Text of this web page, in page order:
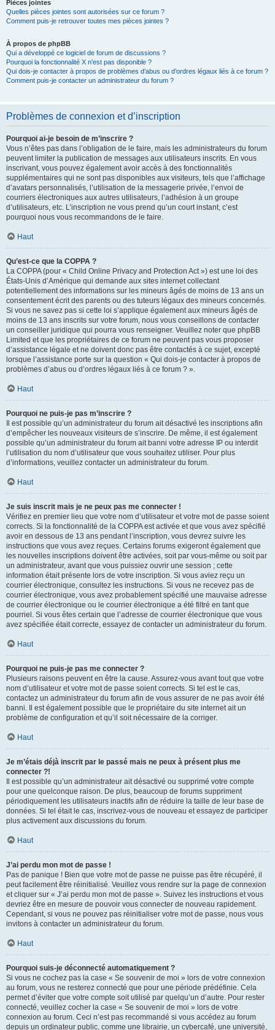
Pièces jointes
Quelles pièces jointes sont autorisées sur ce forum ?
Comment puis-je retrouver toutes mes pièces jointes ?
À propos de phpBB
Qui a développé ce logiciel de forum de discussions ?
Pourquoi la fonctionnalité X n’est pas disponible ?
Qui dois-je contacter à propos de problèmes d’abus ou d’ordres légaux liés à ce forum ?
Comment puis-je contacter un administrateur du forum ?
Problèmes de connexion et d’inscription
Pourquoi ai-je besoin de m’inscrire ?
Vous n’êtes pas dans l’obligation de le faire, mais les administrateurs du forum
peuvent limiter la publication de messages aux utilisateurs inscrits. En vous
inscrivant, vous pouvez également avoir accès à des fonctionnalités
supplémentaires qui ne sont pas disponibles aux visiteurs, tels que l’affichage
d’avatars personnalisés, l’utilisation de la messagerie privée, l’envoi de
courriers électroniques aux autres utilisateurs, l’adhésion à un groupe
d’utilisateurs, etc. L’inscription ne vous prend qu’un court instant, c’est
pourquoi nous vous recommandons de le faire.
Haut
Qu’est-ce que la COPPA ?
La COPPA (pour « Child Online Privacy and Protection Act ») est une loi des
États-Unis d’Amérique qui demande aux sites internet collectant
potentiellement des informations sur les mineurs âgés de moins de 13 ans un
consentement écrit des parents ou des tuteurs légaux des mineurs concernés.
Si vous ne savez pas si cette loi s’applique également aux mineurs âgés de
moins de 13 ans inscrits sur votre forum, nous vous conseillons de contacter
un conseiller juridique qui pourra vous renseigner. Veuillez noter que phpBB
Limited et que les propriétaires de ce forum ne peuvent pas vous proposer
d’assistance légale et ne doivent donc pas être contactés à ce sujet, excepté
lorsque l’assistance porte sur la question « Qui dois-je contacter à propos de
problèmes d’abus ou d’ordres légaux liés à ce forum ? ».
Haut
Pourquoi ne puis-je pas m’inscrire ?
Il est possible qu’un administrateur du forum ait désactivé les inscriptions afin
d’empêcher les nouveaux visiteurs de s’inscrire. De même, il est également
possible qu’un administrateur du forum ait banni votre adresse IP ou interdit
l’utilisation du nom d’utilisateur que vous souhaitez utiliser. Pour plus
d’informations, veuillez contacter un administrateur du forum.
Haut
Je suis inscrit mais je ne peux pas me connecter !
Vérifiez en premier lieu que votre nom d’utilisateur et votre mot de passe soient
corrects. Si la fonctionnalité de la COPPA est activée et que vous avez spécifié
avoir en dessous de 13 ans pendant l’inscription, vous devrez suivre les
instructions que vous avez reçues. Certains forums exigeront également que
les nouvelles inscriptions doivent être activées, soit par vous-même ou soit par
un administrateur, avant que vous puissiez ouvrir une session ; cette
information était présente lors de votre inscription. Si vous aviez reçu un
courrier électronique, consultez les instructions. Si vous ne recevez pas de
courrier électronique, vous avez probablement spécifié une mauvaise adresse
de courrier électronique ou le courrier électronique a été filtré en tant que
pourriel. Si vous êtes certain que l’adresse de courrier électronique que vous
avez spécifiée était correcte, essayez de contacter un administrateur du forum.
Haut
Pourquoi ne puis-je pas me connecter ?
Plusieurs raisons peuvent en être la cause. Assurez-vous avant tout que votre
nom d’utilisateur et votre mot de passe soient corrects. Si tel est le cas,
contactez un administrateur du forum afin de vous assurer de ne pas avoir été
banni. Il est également possible que le propriétaire du site internet ait un
problème de configuration et qu’il soit nécessaire de la corriger.
Haut
Je m’étais déjà inscrit par le passé mais ne peux à présent plus me
connecter ?!
Il est possible qu’un administrateur ait désactivé ou supprimé votre compte
pour une quelconque raison. De plus, beaucoup de forums suppriment
périodiquement les utilisateurs inactifs afin de réduire la taille de leur base de
données. Si tel était le cas, inscrivez-vous de nouveau et essayez de participer
plus activement aux discussions du forum.
Haut
J’ai perdu mon mot de passe !
Pas de panique ! Bien que votre mot de passe ne puisse pas être récupéré, il
peut facilement être réinitialisé. Veuillez vous rendre sur la page de connexion
et cliquer sur « J’ai perdu mon mot de passe ». Suivez les instructions et vous
devriez être en mesure de pouvoir vous connecter de nouveau rapidement.
Cependant, si vous ne pouvez pas réinitialiser votre mot de passe, nous vous
invitons à contacter un administrateur du forum.
Haut
Pourquoi suis-je déconnecté automatiquement ?
Si vous ne cochez pas la case « Se souvenir de moi » lors de votre connexion
au forum, vous ne resterez connecté que pour une période prédéfinie. Cela
permet d’éviter que votre compte soit utilisé par quelqu’un d’autre. Pour rester
connecté, veuillez cocher la case « Se souvenir de moi » lors de votre
connexion au forum. Ceci n’est pas recommandé si vous accédez au forum
depuis un ordinateur public, comme une librairie, un cybercafé, une université,